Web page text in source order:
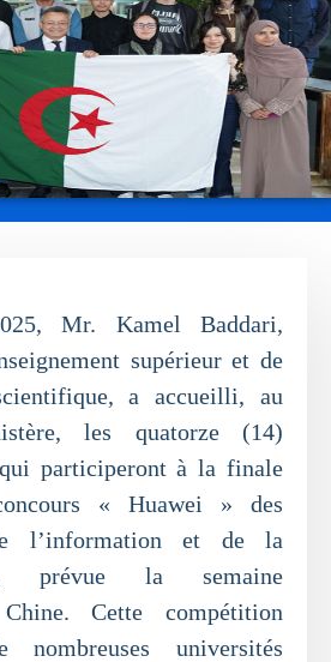
Mr. Kamel Baddari,
supérieur et de
a accueilli, au
les quatorze (14)
participeront à la finale
« Huawei » des
l’information et de la
prévue la semaine
Cette compétition
nombreuses universités